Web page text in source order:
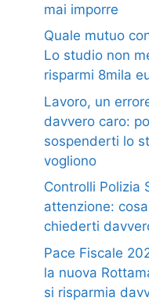
mai imporre
Quale mutuo
Lo studio non
risparmi 8mila
Lavoro, un
davvero caro:
sospenderti lo
vogliono
Controlli Polizia
attenzione:
chiederti
Pace Fiscale
la nuova
si risparmia